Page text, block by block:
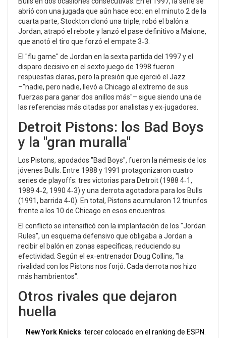
abrió con una jugada que aún hace eco: en el minuto 2 de la
cuarta parte, Stockton clonó una triple, robó el balón a
Jordan, atrapó el rebote y lanzó el pase definitivo a Malone,
que anotó el tiro que forzó el empate 3‑3.
El "flu game" de Jordan en la sexta partida del 1997 y el
disparo decisivo en el sexto juego de 1998 fueron
respuestas claras, pero la presión que ejerció el Jazz
–"nadie, pero nadie, llevó a Chicago al extremo de sus
fuerzas para ganar dos anillos más"– sigue siendo una de
las referencias más citadas por analistas y ex‑jugadores.
Detroit Pistons: los Bad Boys
y la "gran muralla"
Los Pistons, apodados "Bad Boys", fueron la némesis de los
jóvenes Bulls. Entre 1988 y 1991 protagonizaron cuatro
series de playoffs: tres victorias para Detroit (1988 4‑1,
1989 4‑2, 1990 4‑3) y una derrota agotadora para los Bulls
(1991, barrida 4‑0). En total, Pistons acumularon 12 triunfos
frente a los 10 de Chicago en esos encuentros.
El conflicto se intensificó con la implantación de los "Jordan
Rules", un esquema defensivo que obligaba a Jordan a
recibir el balón en zonas específicas, reduciendo su
efectividad. Según el ex‑entrenadorDoug Collins, "la
rivalidad con los Pistons nos forjó. Cada derrota nos hizo
más hambrientos".
Otros rivales que dejaron
huella
New York Knicks: tercer colocado en el ranking de ESPN.